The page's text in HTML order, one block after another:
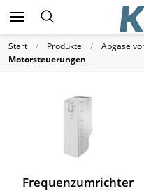
Start Produkte Abgase
Motorsteuerungen
Frequenzumrichter